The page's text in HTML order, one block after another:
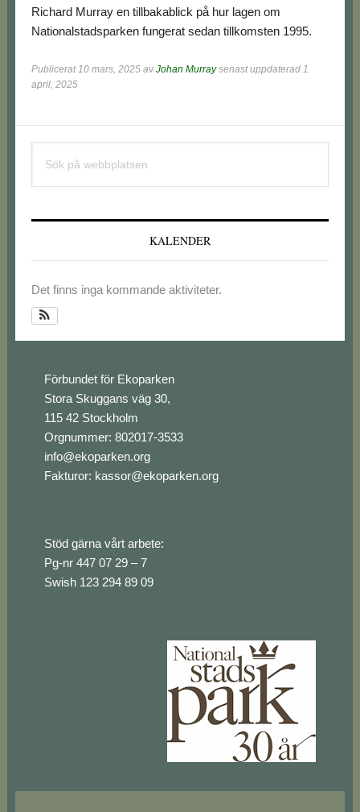
Richard Murray en tillbakablick på hur lagen om
Nationalstadsparken fungerat sedan tillkomsten 1995.
Publicerat 10 mars, 2025avJohan Murraysenast uppdaterad 1
april, 2025
Primärt
sidofält
webbplatsen
KALENDER
Det finns inga kommande aktiviteter.
Footer
Förbundet för Ekoparken
Stora Skuggans väg 30,
115 42 Stockholm
Orgnummer: 802017-3533
info@ekoparken.org
Fakturor: kassor@ekoparken.org
Stöd gärna vårt arbete:
Pg-nr 447 07 29 – 7
Swish 123 294 89 09